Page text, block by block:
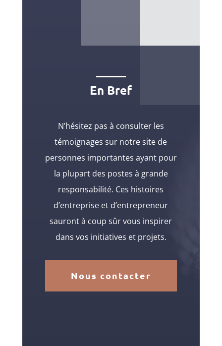
En Bref
N’hésitez pas à consulter les
témoignages sur notre site de
personnes importantes ayant pour
la plupart des postes à grande
responsabilité. Ces histoires
d’entreprise et d’entrepreneur
sauront à coup sûr vous inspirer
dans vos initiatives et projets.
Nous contacter